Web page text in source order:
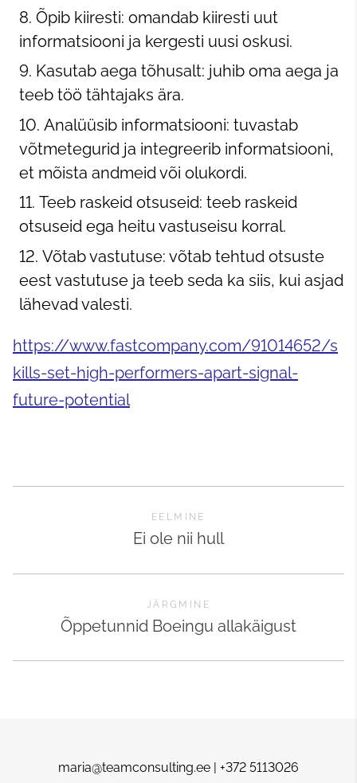
Õpib kiiresti: omandab kiiresti uut
informatsiooni ja kergesti uusi oskusi.
Kasutab aega tõhusalt: juhib oma aega ja
teeb töö tähtajaks ära.
Analüüsib informatsiooni: tuvastab
võtmetegurid ja integreerib informatsiooni,
et mõista andmeid või olukordi.
Teeb raskeid otsuseid: teeb raskeid
otsuseid ega heitu vastuseisu korral.
Võtab vastutuse: võtab tehtud otsuste
eest vastutuse ja teeb seda ka siis, kui asjad
lähevad valesti.
https://www.fastcompany.com/91014652/s
kills-set-high-performers-apart-signal-
future-potential
EELMINE
Ei ole nii hull
JÄRGMINE
Õppetunnid Boeingu allakäigust
maria@teamconsulting.ee | +372 5113026